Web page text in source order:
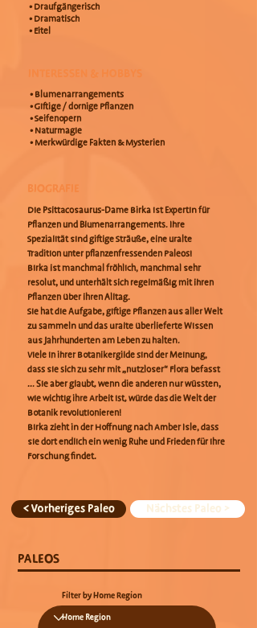
• Draufgängerisch
• Dramatisch
• Eitel
INTERESSEN & HOBBYS
• Blumenarrangements
• Giftige / dornige Pflanzen
• Seifenopern
• Naturmagie
• Merkwürdige Fakten & Mysterien
BIOGRAFIE
Die Psittacosaurus-Dame Birka ist Expertin für
Pflanzen und Blumenarrangements. Ihre
Spezialität sind giftige Sträuße, eine uralte
Tradition unter pflanzenfressenden Paleos!
Birka ist manchmal fröhlich, manchmal sehr
resolut, und unterhält sich regelmäßig mit ihren
Pflanzen über ihren Alltag.
Sie hat die Aufgabe, giftige Pflanzen aus aller Welt
zu sammeln und das uralte überlieferte Wissen
aus Jahrhunderten am Leben zu halten.
Viele in ihrer Botanikergilde sind der Meinung,
dass sie sich zu sehr mit „nutzloser“ Flora befasst
... Sie aber glaubt, wenn die anderen nur wüssten,
wie wichtig ihre Arbeit ist, würde das die Welt der
Botanik revolutionieren!
Birka zieht in der Hoffnung nach Amber Isle, dass
sie dort endlich ein wenig Ruhe und Frieden für ihre
Forschung findet.
< Vorheriges Paleo Nächstes Paleo >
PALEOS
Filter by Home Region